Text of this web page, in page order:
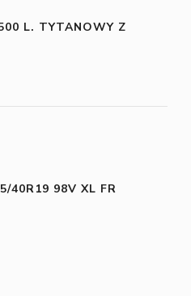
L. TYTANOWY Z
40R19 98V XL FR